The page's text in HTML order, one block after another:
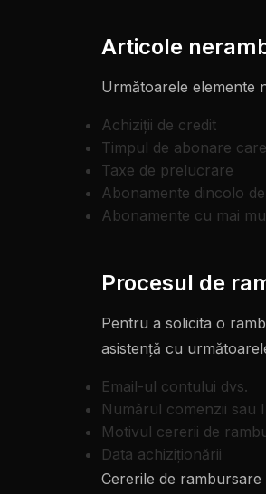
Articole
Următoarele elemente
Achiziții de credit
Timpul de abonare
Taxe de prelucrare
Abonamente dincolo
Abonamente cu mai
Procesul de
Pentru a solicita o
asistență cu
Email-ul contului dvs.
Numărul comenzii sau
Motivul cererii de
Data achiziţionării
Cererile de